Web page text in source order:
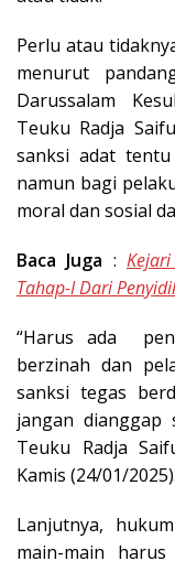
Perlu atau
menurut
Darussalam
Teuku Radja
sanksi adat
namun bagi
moral dan sosial
Baca Juga :
Tahap-I Dari
“Harus ada
berzinah dan
sanksi tegas
jangan dianggap
Teuku Radja
Kamis (24/01/2025).
Lanjutnya,
main-main